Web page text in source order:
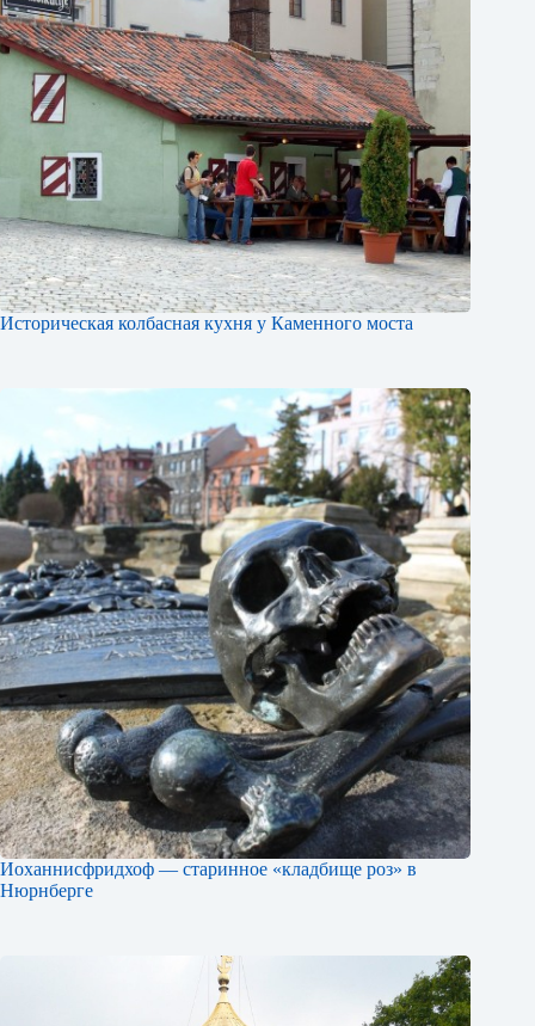
Историческая колбасная кухня у Каменного моста
Иоханнисфридхоф — старинное «кладбище роз» в
Нюрнберге